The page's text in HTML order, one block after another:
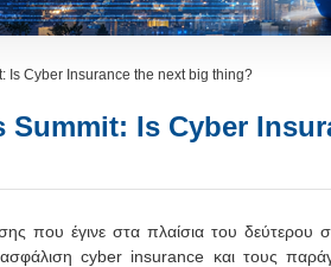
Is Cyber Insurance the next big thing?
Summit: Is Cyber
που έγινε στα πλαίσια του
cyber insurance και τους